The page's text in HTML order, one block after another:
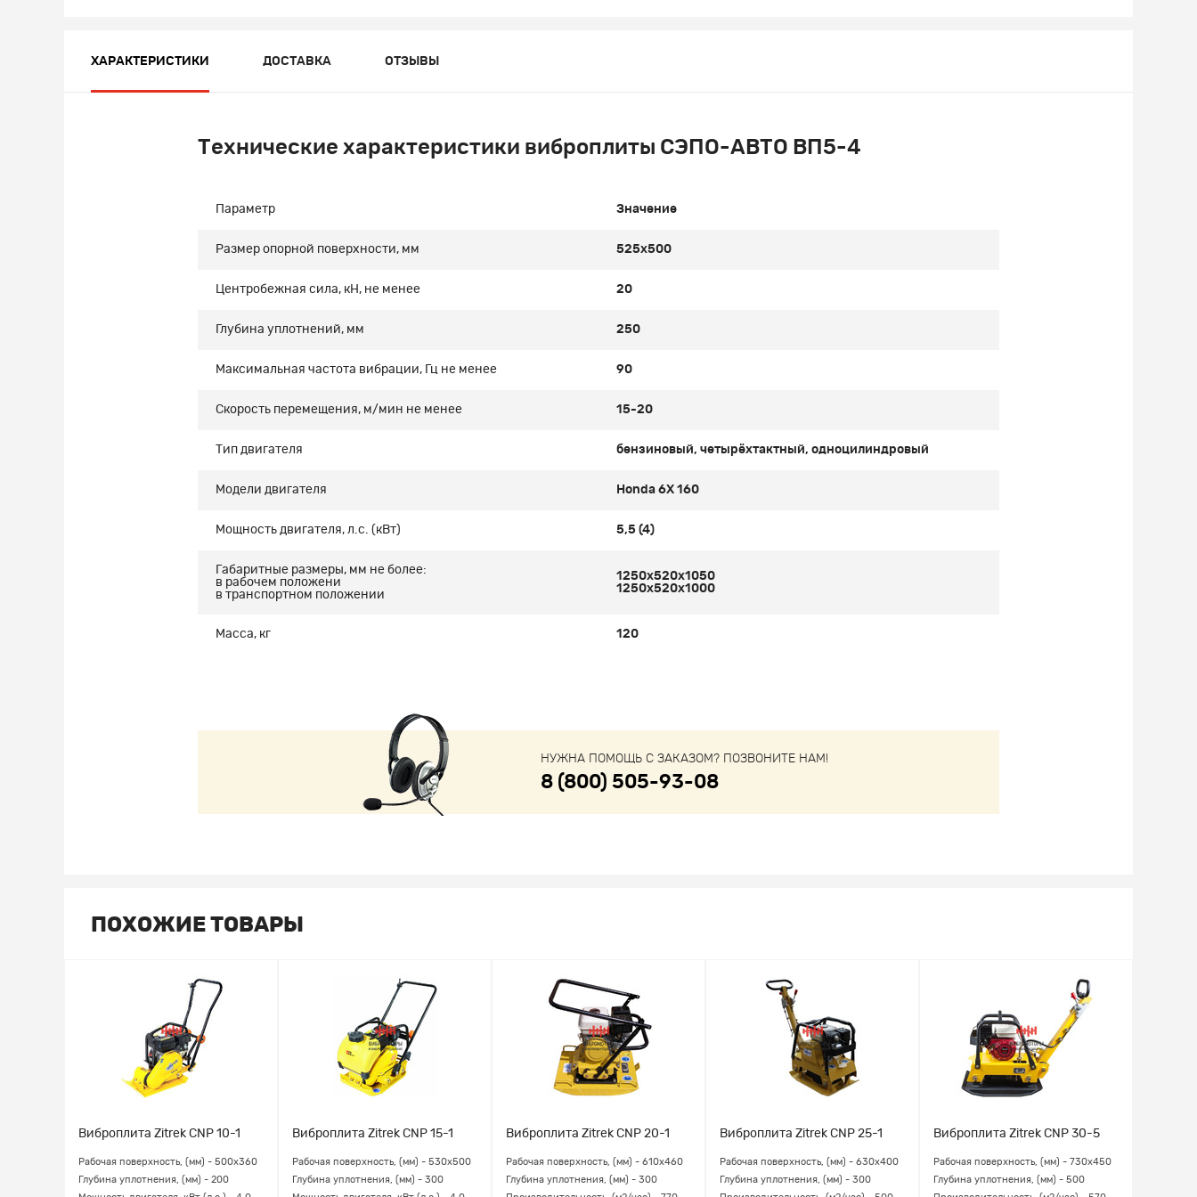
ХАРАКТЕРИСТИКИ ДОСТАВКА ОТЗЫВЫ
Технические характеристики виброплиты СЭПО-АВТО ВП5-4
Параметр Значение
Размер опорной поверхности, мм 525х500
Центробежная сила, кН, не менее 20
Глубина уплотнений, мм 250
Максимальная частота вибрации, Гц не менее 90
Скорость перемещения, м/мин не менее 15-20
Тип двигателя бензиновый, четырёхтактный, одноцилиндровый
Модели двигателя Honda 6X 160
Мощность двигателя, л.с. (кВт) 5,5 (4)
Габаритные размеры, мм не более:
в рабочем положени
в транспортном положении
1250х520х1050
1250х520х1000
Масса, кг 120
НУЖНА ПОМОЩЬ С ЗАКАЗОМ? ПОЗВОНИТЕ НАМ!
8 (800) 505-93-08
ПОХОЖИЕ ТОВАРЫ
Виброплита Zitrek CNP 10-1
Рабочая поверхность, (мм) - 500х360
Глубина уплотнения, (мм) - 200
Виброплита Zitrek CNP 15-1
Рабочая поверхность, (мм) - 530х500
Глубина уплотнения, (мм) - 300
Виброплита Zitrek CNP 20-1
Рабочая поверхность, (мм) - 610х460
Глубина уплотнения, (мм) - 300
Виброплита Zitrek CNP 25-1
Рабочая поверхность, (мм) - 630х400
Глубина уплотнения, (мм) - 300
Виброплита Zitrek CNP 30-5
Рабочая поверхность, (мм) - 730х450
Глубина уплотнения, (мм) - 500